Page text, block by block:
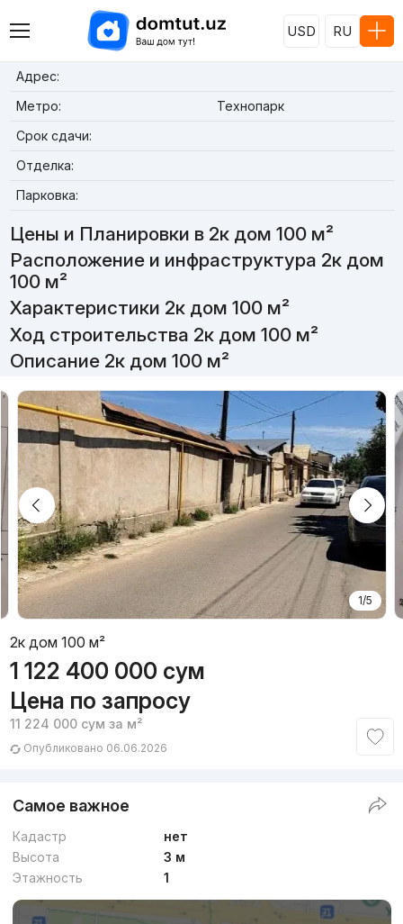
USD RU
Адрес:
Метро:
Технопарк
Срок сдачи:
Отделка:
Парковка:
Цены и Планировки в 2к дом 100 м²
Расположение и инфраструктура 2к дом
100 м²
Характеристики 2к дом 100 м²
Ход строительства 2к дом 100 м²
Описание 2к дом 100 м²
1/5
2к дом 100 м²
1 122 400 000 сум
Цена по запросу
11 224 000 сум за м²
Опубликовано 06.06.2026
Самое важное
Кадастр
нет
Высота
3 м
Этажность
1